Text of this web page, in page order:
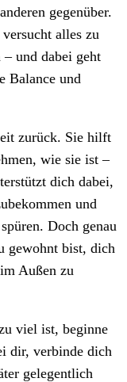
gegenüber.
alles zu
– und dabei geht
Balance und
zurück. Sie hilft
wie sie ist –
dich dabei,
und
Doch genau
gewohnt bist, dich
Außen zu
viel ist, beginne
dir, verbinde dich
gelegentlich